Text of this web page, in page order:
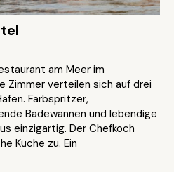
am Meer im
Zimmer verteilen sich auf drei
Farbspritzer,
Badewannen und lebendige
einzigartig. Der Chefkoch
Küche zu. Ein